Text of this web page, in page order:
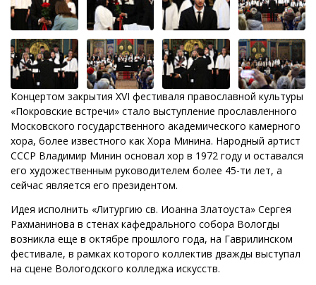
Концертом закрытия XVI фестиваля православной культуры
«Покровские встречи» стало выступление прославленного
Московского государственного академического камерного
хора, более известного как Хора Минина. Народный артист
СССР Владимир Минин основал хор в 1972 году и оставался
его художественным руководителем более 45-ти лет, а
сейчас является его президентом.
Идея исполнить «Литургию св. Иоанна Златоуста» Сергея
Рахманинова в стенах кафедрального собора Вологды
возникла еще в октябре прошлого года, на Гаврилинском
фестивале, в рамках которого коллектив дважды выступал
на сцене Вологодского колледжа искусств.